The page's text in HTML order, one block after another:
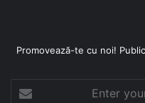
Promovează-te cu noi!